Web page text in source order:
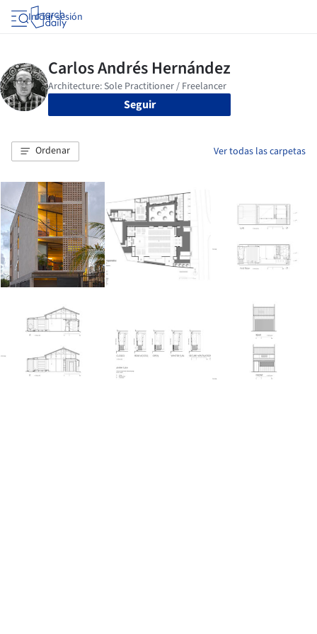
Iniciar sesión
Seguir
Ordenar Ver todas las carpetas